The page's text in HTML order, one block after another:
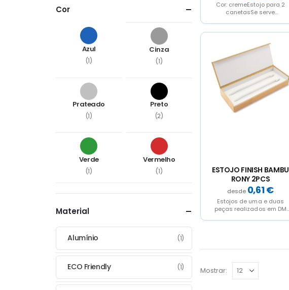
Cor: cremeEstojo para 2
canetasSe serve
cada...
ESTOJO FINISH BAMBU
RONY 2PCS
0,61€
Estojos de uma e duas
peças realizados em DM
Mostrar:
Cor
Azul
(1)
Cinza
(1)
Prateado
(1)
Preto
(2)
Verde
(1)
Vermelho
(1)
Material
Alumínio (1)
ECO Friendly (1)